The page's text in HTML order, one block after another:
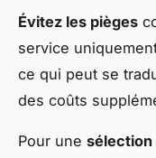
Évitez les pièges
service
ce qui peut se
des coûts
Pour une sélection